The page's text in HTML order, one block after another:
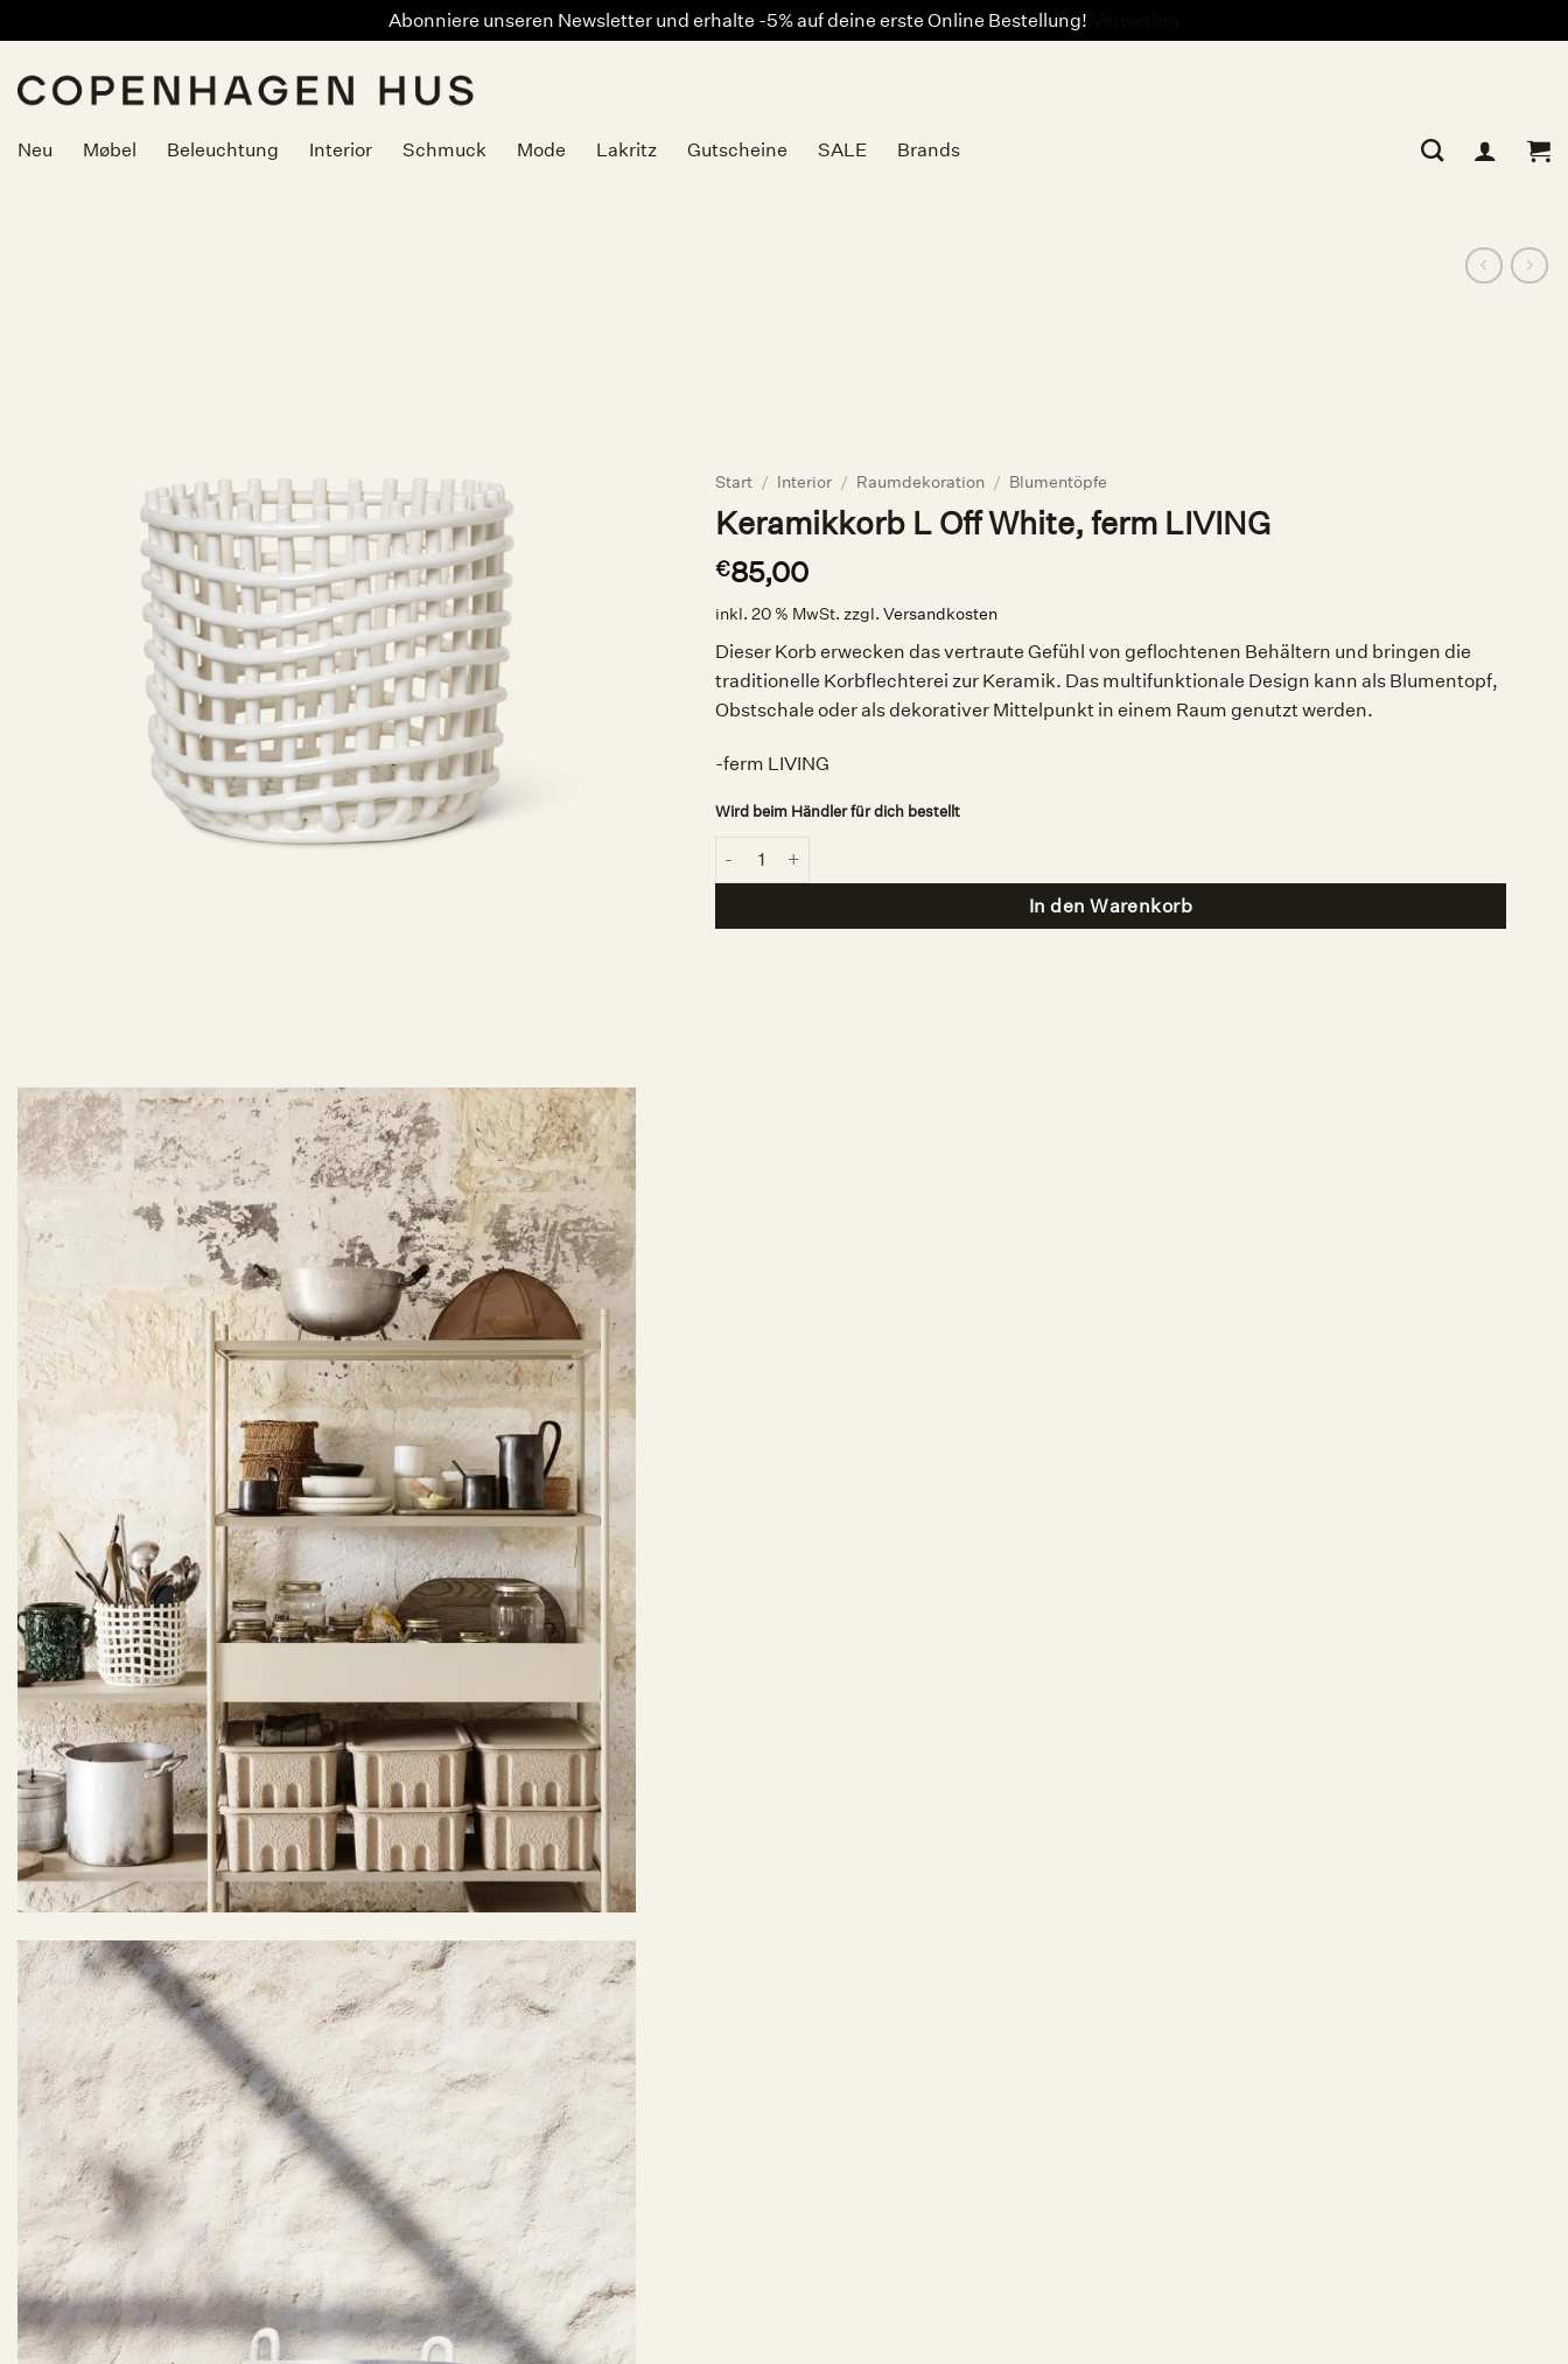
Abonniere unseren Newsletter und erhalte -5% auf deine erste Online Bestellung!
Inhalt
springen
Neu
Møbel Beleuchtung Interior Schmuck Mode Lakritz Gutscheine SALE Brands
Start / Interior / Raumdekoration / Blumentöpfe
Keramikkorb L Off White, ferm LIVING
€85,00
inkl. 20 % MwSt. zzgl. Versandkosten
Dieser Korb erwecken das vertraute Gefühl von geflochtenen Behältern und bringen die
traditionelle Korbflechterei zur Keramik. Das multifunktionale Design kann als Blumentopf,
Obstschale oder als dekorativer Mittelpunkt in einem Raum genutzt werden.
-ferm LIVING
Wird beim Händler für dich bestellt
In den Warenkorb